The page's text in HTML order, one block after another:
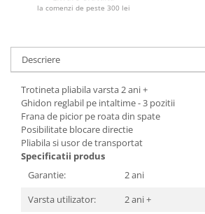
Lenjerii patut 140 x 70 cm
Paturici copii
Perne copii si mamici
Protectii saltea
Comode copii
Bariere de protectie pat
Porti de siguranta
Dulap si cutii jucarii
Sac de dormit copii
la comenzi de peste 300 lei
Descriere
Trotineta pliabila varsta 2 ani +
Ghidon reglabil pe intaltime - 3 pozitii
Frana de picior pe roata din spate
Posibilitate blocare directie
Pliabila si usor de transportat
Specificatii produs
Garantie:
2 ani
Varsta utilizator:
2 ani +